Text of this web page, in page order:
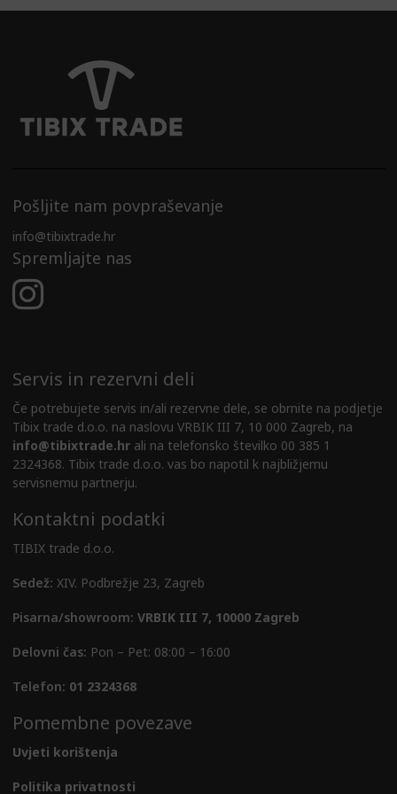
Pošljite nam povpraševanje
info@tibixtrade.hr
Spremljajte nas
Servis in rezervni deli
Če potrebujete servis in/ali rezervne dele, se obrnite na podjetje
Tibix trade d.o.o. na naslovu VRBIK III 7, 10 000 Zagreb, na
info@tibixtrade.hrali na telefonsko številko 00 385 1
2324368. Tibix trade d.o.o. vas bo napotil k najbližjemu
servisnemu partnerju.
Kontaktni podatki
TIBIX trade d.o.o.
Sedež: XIV. Podbrežje 23, Zagreb
Pisarna/showroom: VRBIK III 7, 10000 Zagreb
Delovni čas: Pon – Pet: 08:00 – 16:00
Telefon: 01 2324368
Pomembne povezave
Uvjeti korištenja
Politika privatnosti